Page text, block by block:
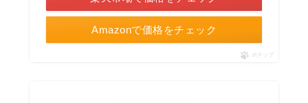
Amazonで価格をチェック
ポチップ